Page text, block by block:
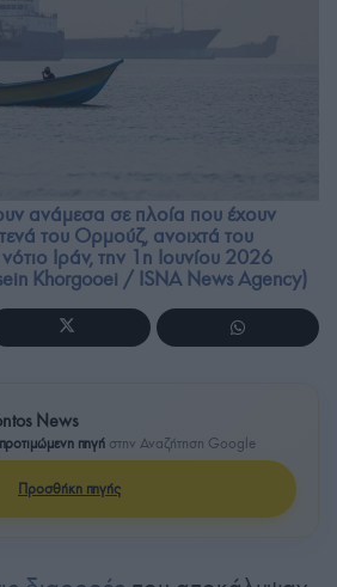
ανάμεσα σε πλοία που έχουν
του Ορμούζ, ανοιχτά του
Ιράν, την 1η Ιουνίου 2026
Khorgooei / ISNA News Agency)
News
προτιμώμενη πηγή στην Αναζήτηση Google
Προσθήκη πηγής